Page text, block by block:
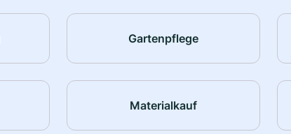
Gartenpflege
Materialkauf